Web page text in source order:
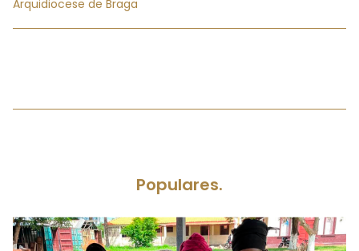
Arquidiocese de Braga
Populares.